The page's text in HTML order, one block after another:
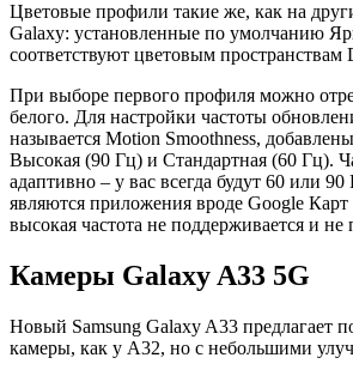
Цветовые профили такие же, как на
Galaxy: установленные по умолчанию
соответствуют цветовым пространствам
При выборе первого профиля можно
белого. Для настройки частоты
называется Motion Smoothness,
Высокая (90 Гц) и Стандартная (60 Гц).
адаптивно – у вас всегда будут 60 или
являются приложения вроде Google
высокая частота не поддерживается и
Камеры Galaxy A33 5G
Новый Samsung Galaxy A33 предлагает
камеры, как у A32, но с небольшими